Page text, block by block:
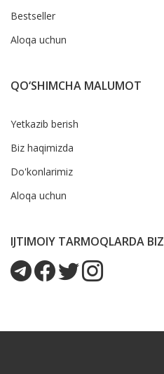
Bestseller
Aloqa uchun
QO‘SHIMCHA MALUMOT
Yetkazib berish
Biz haqimizda
Do'konlarimiz
Aloqa uchun
IJTIMOIY TARMOQLARDA BIZ